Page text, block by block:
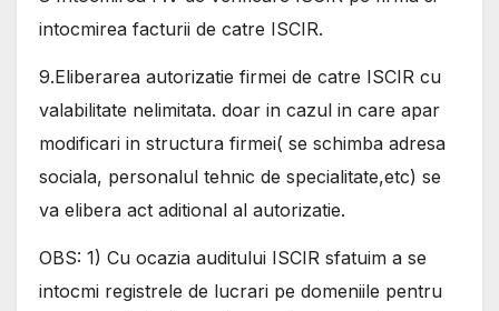
intocmirea facturii de catre ISCIR.
9.Eliberarea autorizatie firmei de catre ISCIR cu
valabilitate nelimitata. doar in cazul in care apar
modificari in structura firmei( se schimba adresa
sociala, personalul tehnic de specialitate,etc) se
va elibera act aditional al autorizatie.
OBS: 1) Cu ocazia auditului ISCIR sfatuim a se
intocmi registrele de lucrari pe domeniile pentru